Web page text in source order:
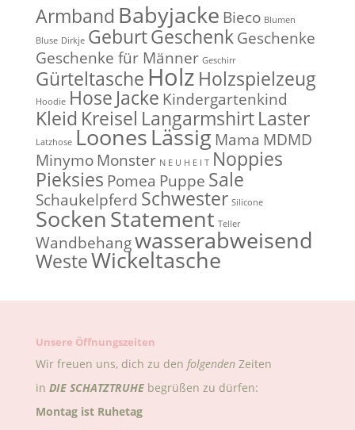
Armband Babyjacke Bieco Blumen
Bluse Dirkje GeburtGeschenk Geschenke
Geschenke für Männer Geschirr
Gürteltasche Holz Holzspielzeug
Hoodie Hose Jacke Kindergartenkind
Kleid Kreisel LangarmshirtLaster
Latzhose LoonesLässig Mama MDMD
Minymo Monster N E U H E I T Noppies
Pieksies Pomea Puppe Sale
Schaukelpferd Schwester Silicone
SockenStatement Teller
Wandbehangwasserabweisend
WesteWickeltasche
Unsere Öffnungszeiten
Wir freuen uns, dich zu den folgenden Zeiten
in DIE SCHATZTRUHEbegrüßen zu dürfen:
Montag ist Ruhetag